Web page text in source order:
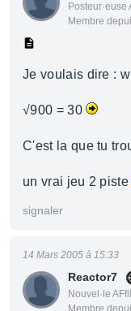
Posteur·euse
Membre
Je voulais dire :
√900 = 30
C'est la que tu
un vrai jeu 2
signaler
Reactor7
Nouvel·le
Membre
14 Mars 2005 à 15:33